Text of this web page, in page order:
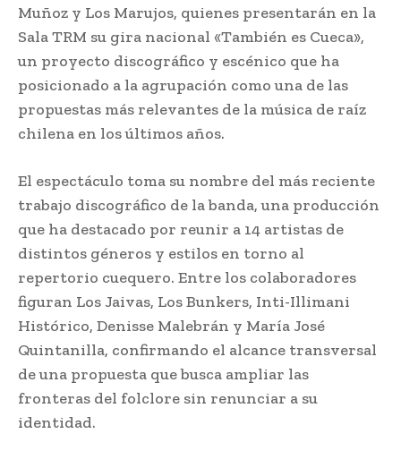
Muñoz y Los Marujos, quienes presentarán en la
Sala TRM su gira nacional «También es Cueca»,
un proyecto discográfico y escénico que ha
posicionado a la agrupación como una de las
propuestas más relevantes de la música de raíz
chilena en los últimos años.
El espectáculo toma su nombre del más reciente
trabajo discográfico de la banda, una producción
que ha destacado por reunir a 14 artistas de
distintos géneros y estilos en torno al
repertorio cuequero. Entre los colaboradores
figuran Los Jaivas, Los Bunkers, Inti-Illimani
Histórico, Denisse Malebrán y María José
Quintanilla, confirmando el alcance transversal
de una propuesta que busca ampliar las
fronteras del folclore sin renunciar a su
identidad.